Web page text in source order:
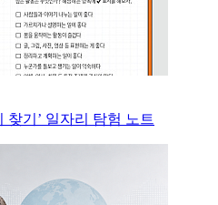
찾기’ 일자리 탐험 노트